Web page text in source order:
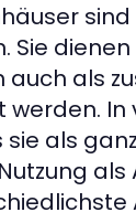
Sie
auch als
werden.
sie als
als